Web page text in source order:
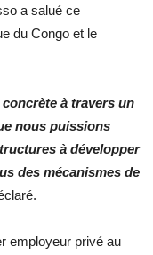
a salué ce
du Congo et le
à travers un
nous puissions
à développer
des mécanismes de
employeur privé au